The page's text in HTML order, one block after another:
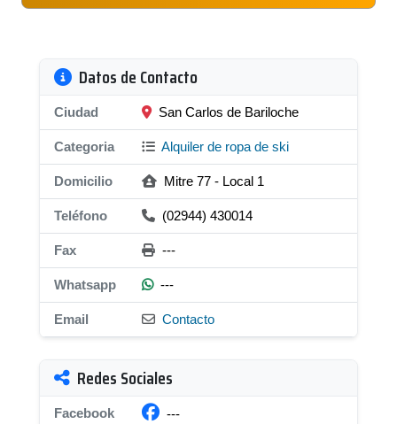
Datos de Contacto
Ciudad San Carlos de Bariloche
Categoria Alquiler de ropa de ski
Domicilio Mitre 77 - Local 1
Teléfono (02944) 430014
Fax ---
Whatsapp ---
Email Contacto
Redes Sociales
Facebook ---